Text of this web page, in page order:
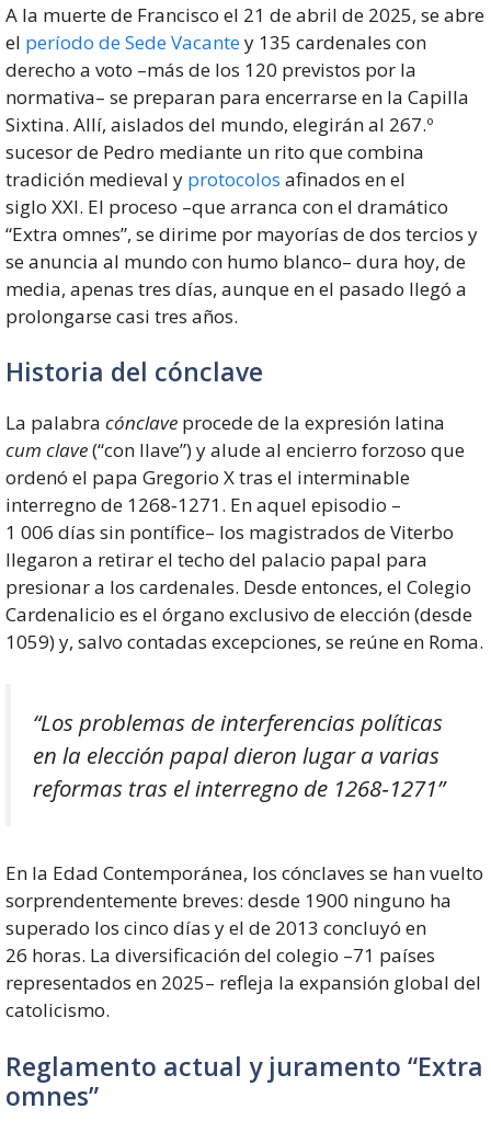
A la muerte de Francisco el 21 de abril de 2025, se abre
el período de Sede Vacantey 135 cardenales con
derecho a voto –más de los 120 previstos por la
normativa– se preparan para encerrarse en la Capilla
Sixtina. Allí, aislados del mundo, elegirán al 267.º
sucesor de Pedro mediante un rito que combina
tradición medieval y protocolos afinados en el
siglo XXI. El proceso –que arranca con el dramático
“Extra omnes”, se dirime por mayorías de dos tercios y
se anuncia al mundo con humo blanco– dura hoy, de
media, apenas tres días, aunque en el pasado llegó a
prolongarse casi tres años.
Historia del cónclave
La palabra cónclave procede de la expresión latina
cum clave(“con llave”) y alude al encierro forzoso que
ordenó el papa Gregorio X tras el interminable
interregno de 1268‑1271. En aquel episodio –
1 006 días sin pontífice– los magistrados de Viterbo
llegaron a retirar el techo del palacio papal para
presionar a los cardenales. Desde entonces, el Colegio
Cardenalicio es el órgano exclusivo de elección (desde
1059) y, salvo contadas excepciones, se reúne en Roma.
“Los problemas de interferencias políticas
en la elección papal dieron lugar a varias
reformas tras el interregno de 1268‑1271”
En la Edad Contemporánea, los cónclaves se han vuelto
sorprendentemente breves: desde 1900 ninguno ha
superado los cinco días y el de 2013 concluyó en
26 horas. La diversificación del colegio –71 países
representados en 2025– refleja la expansión global del
catolicismo.
Reglamento actual y juramento “Extra
omnes”